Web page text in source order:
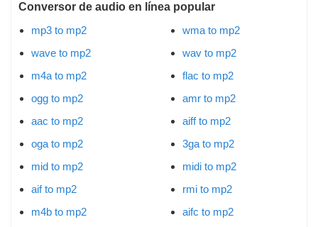
Conversor de audio en línea popular
mp3 to mp2
wave to mp2
m4a to mp2
ogg to mp2
aac to mp2
oga to mp2
mid to mp2
aif to mp2
m4b to mp2
wma to mp2
wav to mp2
flac to mp2
amr to mp2
aiff to mp2
3ga to mp2
midi to mp2
rmi to mp2
aifc to mp2